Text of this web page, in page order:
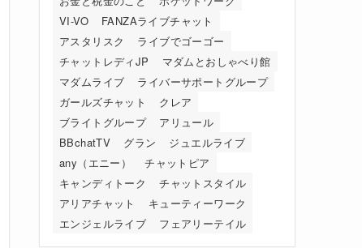
VI-VO
FANZAライブチャット
アスタリスク
ライブでゴーゴー
チャットレディJP
マダムとおしゃべり館
マダムライブ
ライバーサポートグループ
ガールズチャット
クレア
ブライトグループ
アリュール
BBchatTV
グラン
ジュエルライブ
any（エニー）
チャットピア
キャンディトーク
チャットスタイル
アリアチャット
キューティーワーク
エンジェルライブ
フェアリーテイル